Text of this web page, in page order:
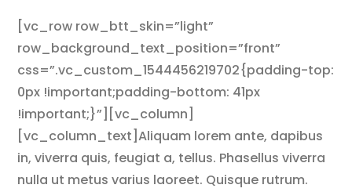
[vc_row row_btt_skin=”light”
row_background_text_position=”front”
css=”.vc_custom_1544456219702{padding-top:
0px !important;padding-bottom: 41px
!important;}”][vc_column]
[vc_column_text]Aliquam lorem ante, dapibus
in, viverra quis, feugiat a, tellus. Phasellus viverra
nulla ut metus varius laoreet. Quisque rutrum.